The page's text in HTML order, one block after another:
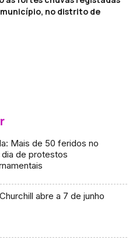
no distrito de
Mais de 50 feridos no
de protestos
abre a 7 de junho